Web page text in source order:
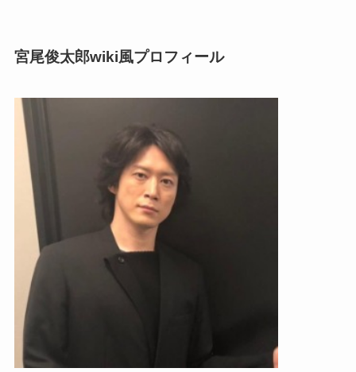
宮尾俊太郎wiki風プロフィール